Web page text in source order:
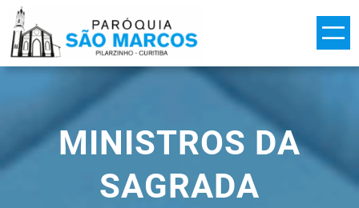
Pular
para
conteúdo
MINISTROS DA
SAGRADA